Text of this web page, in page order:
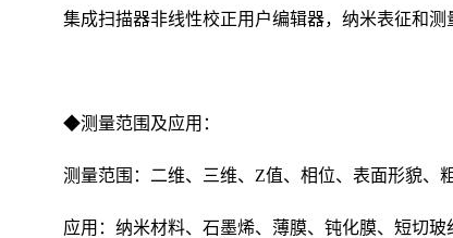
集成扫描器非线性校正用户编辑器，纳米表征和测
◆测量范围及应用：
测量范围：二维、三维、Z值、相位、表面形貌、
应用：纳米材料、石墨烯、薄膜、钝化膜、短切玻